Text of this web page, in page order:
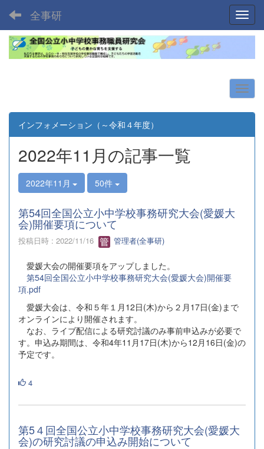
全事研
インフォメーション（～令和４年度）
2022年11月の記事一覧
2022年11月 50件
第54回全国公立小中学校事務研究大会(愛媛大
会)開催要項について
投稿日時 : 2022/11/16 管理者(全事研)
愛媛大会の開催要項をアップしました。
第54回全国公立小中学校事務研究大会(愛媛大会)開催要
項.pdf
愛媛大会は、令和５年１月12日(木)から２月17日(金)まで
オンラインにより開催されます。
なお、ライブ配信による研究討議のみ事前申込みが必要で
す。申込み期間は、令和4年11月17日(木)から12月16日(金)の
予定です。
4
第5４回全国公立小中学校事務研究大会(愛媛大
会)の研究討議の申込み開始について